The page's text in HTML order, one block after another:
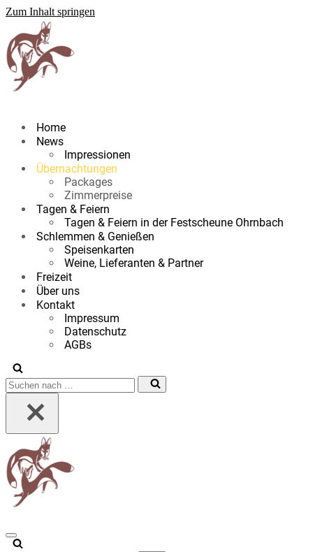
Zum Inhalt springen
Home
News
Impressionen
Übernachtungen
Packages
Zimmerpreise
Tagen & Feiern
Tagen & Feiern in der Festscheune Ohrnbach
Schlemmen & Genießen
Speisenkarten
Weine, Lieferanten & Partner
Freizeit
Über uns
Kontakt
Impressum
Datenschutz
AGBs
Suchen
nach …
Navigationsmenü